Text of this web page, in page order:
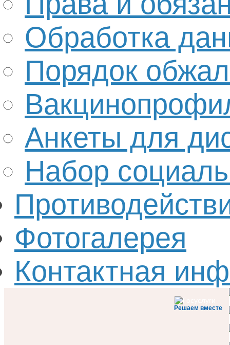
Обработка
Порядок
Анкеты для
Набор
Фотогалерея
Контактная
Решаем вместе